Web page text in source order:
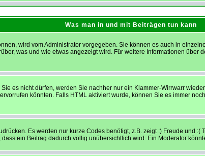
Was man in und mit Beiträgen tun kann
wird vom Administrator vorgegeben. Sie können es auch in
was und wie etwas angezeigt wird. Für weitere Informationen
es nicht dürfen, werden Sie nachher nur ein Klammer-Wirrwarr
könnten. Falls HTML aktiviert wurde, können Sie es immer
Es werden nur kurze Codes benötigt, z.B. zeigt :) Freude und
ein Beitrag dadurch völlig unübersichtlich wird. Ein Moderator